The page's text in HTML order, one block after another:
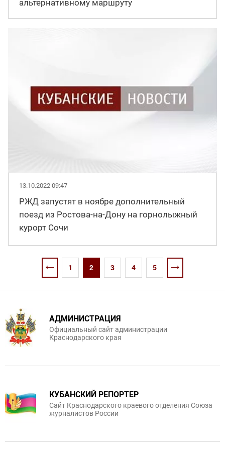
альтернативному маршруту
13.10.2022 09:47
РЖД запустят в ноябре дополнительный
поезд из Ростова-на-Дону на горнолыжный
курорт Сочи
1 2 3 4 5
АДМИНИСТРАЦИЯ
Официальный сайт администрации
Краснодарского края
КУБАНСКИЙ РЕПОРТЕР
Сайт Краснодарского краевого отделения Союза
журналистов России